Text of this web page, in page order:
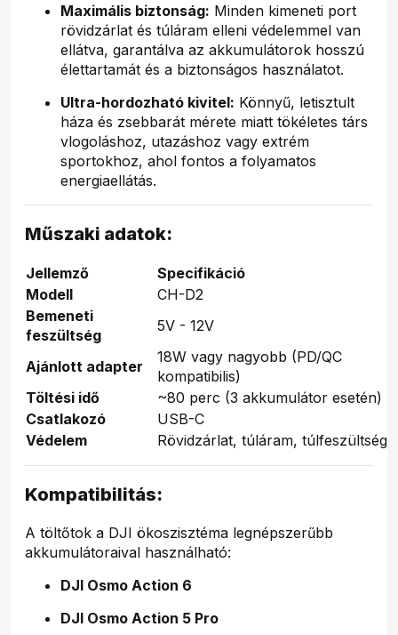
Maximális biztonság: Minden kimeneti port
rövidzárlat és túláram elleni védelemmel van
ellátva, garantálva az akkumulátorok hosszú
élettartamát és a biztonságos használatot.
Ultra-hordozható kivitel: Könnyű, letisztult
háza és zsebbarát mérete miatt tökéletes társ
vlogoláshoz, utazáshoz vagy extrém
sportokhoz, ahol fontos a folyamatos
energiaellátás.
Műszaki adatok:
Jellemző
Specifikáció
Modell
CH-D2
Bemeneti
feszültség
5V - 12V
Ajánlott adapter
18W vagy nagyobb (PD/QC
kompatibilis)
Töltési idő
~80 perc (3 akkumulátor esetén)
Csatlakozó
USB-C
Védelem
Rövidzárlat, túláram, túlfeszültség
Kompatibilitás:
A töltőtok a DJI ökoszisztéma legnépszerűbb
akkumulátoraival használható:
DJI Osmo Action 6
DJI Osmo Action 5 Pro